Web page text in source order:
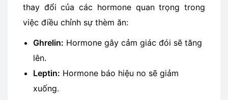
thay đổi của các hormone quan trọng trong
việc điều chỉnh sự thèm ăn:
Ghrelin: Hormone gây cảm giác đói sẽ tăng
lên.
Leptin: Hormone báo hiệu no sẽ giảm
xuống.